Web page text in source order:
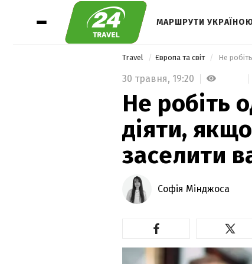
МАРШРУТИ
Travel Європа та світ
30 травня, 19:20
Не робіть
діяти,
заселити
Софія Мінджоса